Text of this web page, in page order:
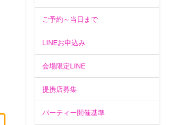
ご予約～当日まで
LINEお申込み
会場限定LINE
提携店募集
パーティー開催基準